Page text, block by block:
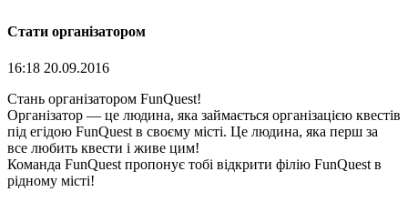
Стати організатором
16:18 20.09.2016
Стань організатором FunQuest!
Організатор — це людина, яка займається організацією квестів
під егідою FunQuest в своєму місті. Це людина, яка перш за
все любить квести і живе цим!
Команда FunQuest пропонує тобі відкрити філію FunQuest в
рідному місті!